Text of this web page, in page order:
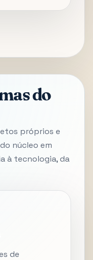
do
próprios e
núcleo em
à tecnologia, da
de